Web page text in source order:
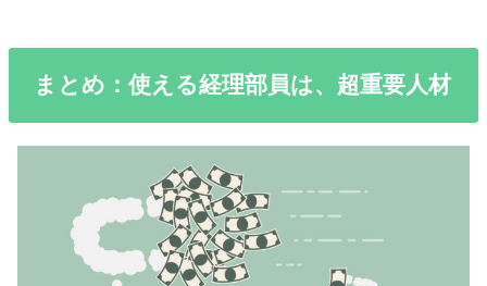
まとめ：使える経理部員は、超重要人材